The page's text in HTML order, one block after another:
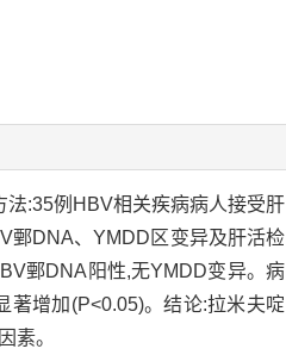
:35例HBV相关疾病病人接受肝
鄄DNA、YMDD区变异及肝活检
鄄DNA阳性,无YMDD变异。病
著增加(P<0.05)。结论:拉米夫啶
素。